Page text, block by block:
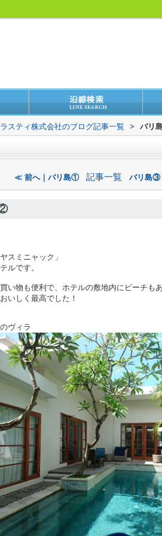
スティ株式会社のブログ記事一覧 > バリ
≪ 前へ｜バリ島① 記事一覧 バリ島
スミニャック」
ルです。
い物も便利で、ホテルの敷地内にビーチも
いしく最高でした！
ヴィラ